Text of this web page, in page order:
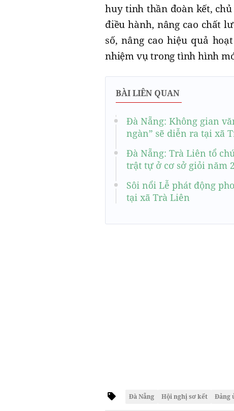
huy tinh thần đoàn kết,
điều hành, nâng cao chất
số, nâng cao hiệu quả
nhiệm vụ trong tình hình
BÀI LIÊN QUAN
Đà Nẵng: Không gian
ngàn” sẽ diễn ra tại xã
Đà Nẵng: Trà Liên tổ
trật tự ở cơ sở giỏi năm
Sôi nổi Lễ phát động
tại xã Trà Liên
Đà Nẵng Hội nghị sơ kết Đảng